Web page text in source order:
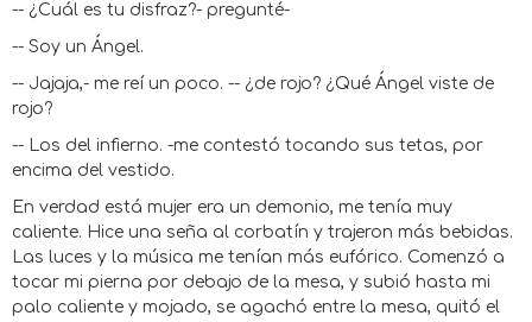
-- ¿Cuál es tu disfraz?- pregunté-
-- Soy un Ángel.
-- Jajaja,- me reí un poco. -- ¿de rojo? ¿Qué Ángel viste de
rojo?
-- Los del infierno. -me contestó tocando sus tetas, por
encima del vestido.
En verdad está mujer era un demonio, me tenía muy
caliente. Hice una seña al corbatín y trajeron más bebidas.
Las luces y la música me tenían más eufórico. Comenzó a
tocar mi pierna por debajo de la mesa, y subió hasta mi
palo caliente y mojado, se agachó entre la mesa, quitó el